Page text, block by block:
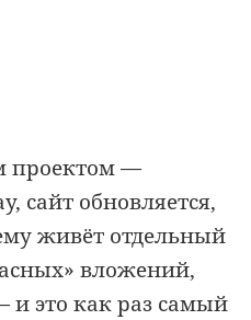
проектом —
сайт обновляется,
живёт отдельный
вложений,
и это как раз самый